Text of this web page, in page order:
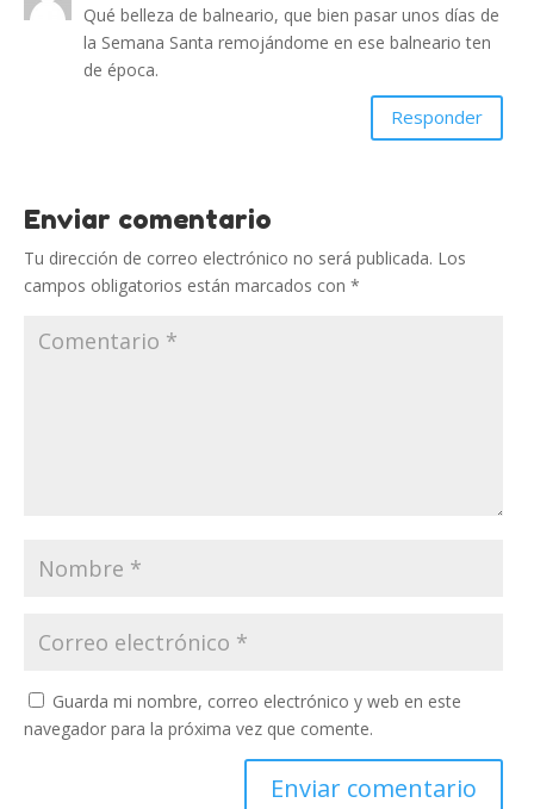
Qué belleza de balneario, que bien pasar unos días de
la Semana Santa remojándome en ese balneario ten
de época.
Responder
Enviar comentario
Tu dirección de correo electrónico no será publicada. Los
campos obligatorios están marcados con *
Guarda mi nombre, correo electrónico y web en este
navegador para la próxima vez que comente.